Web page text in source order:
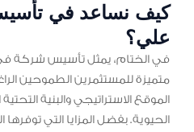
كيف نساعد في
علي؟
في الختام، يمثل تأسيس شركة
متميزة للمستثمرين الطموحين
الموقع الاستراتيجي والبنية
الحيوية. بفضل المزايا التي